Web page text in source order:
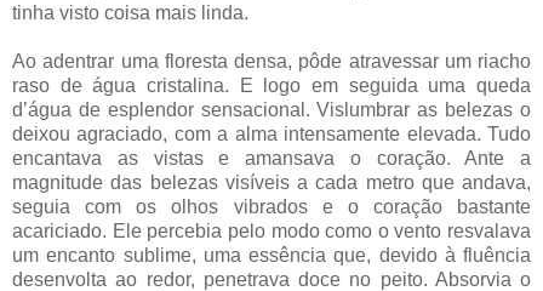
tinha visto coisa mais linda.
Ao adentrar uma floresta densa, pôde atravessar um riacho
raso de água cristalina. E logo em seguida uma queda
d’água de esplendor sensacional. Vislumbrar as belezas o
deixou agraciado, com a alma intensamente elevada. Tudo
encantava as vistas e amansava o coração. Ante a
magnitude das belezas visíveis a cada metro que andava,
seguia com os olhos vibrados e o coração bastante
acariciado. Ele percebia pelo modo como o vento resvalava
um encanto sublime, uma essência que, devido à fluência
desenvolta ao redor, penetrava doce no peito. Absorvia o